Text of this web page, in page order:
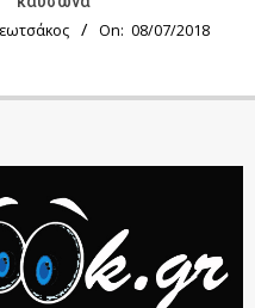
On: 08/07/2018